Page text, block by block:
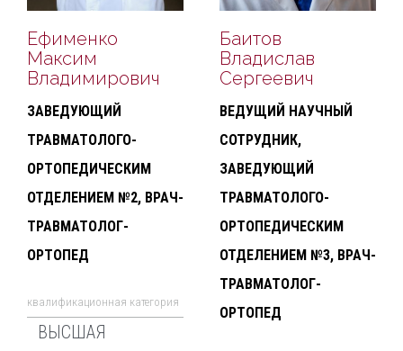
Ефименко
Максим
Владимирович
ЗАВЕДУЮЩИЙ
ТРАВМАТОЛОГО-
ОРТОПЕДИЧЕСКИМ
ОТДЕЛЕНИЕМ №2, ВРАЧ-
ТРАВМАТОЛОГ-
ОРТОПЕД
квалификационная категория
ВЫСШАЯ
Баитов
Владислав
Сергеевич
ВЕДУЩИЙ НАУЧНЫЙ
СОТРУДНИК,
ЗАВЕДУЮЩИЙ
ТРАВМАТОЛОГО-
ОРТОПЕДИЧЕСКИМ
ОТДЕЛЕНИЕМ №3, ВРАЧ-
ТРАВМАТОЛОГ-
ОРТОПЕД